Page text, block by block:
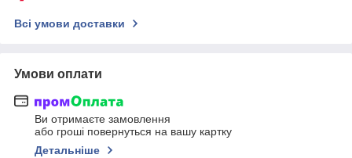
Всі умови доставки
Умови оплати
Ви отримаєте замовлення
або гроші повернуться на вашу картку
Детальніше